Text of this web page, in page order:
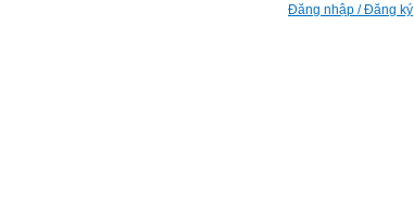
Đăng nhập / Đăng ký